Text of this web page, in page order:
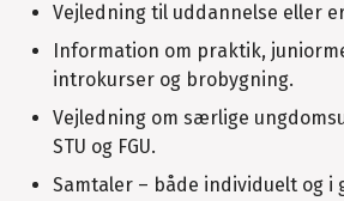
Vejledning til uddannelse eller
Information om praktik,
introkurser og brobygning.
Vejledning om særlige
STU og FGU.
Samtaler – både individuelt og i